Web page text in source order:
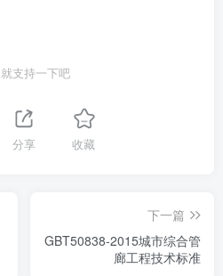
支持一下吧
分享 收藏
下一篇
GBT50838-2015城市综合管
廊工程技术标准